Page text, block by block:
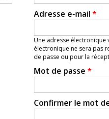
Adresse e-mail *
Une adresse électronique
électronique ne sera pas
de passe ou pour la
Mot de passe *
Confirmer le mot